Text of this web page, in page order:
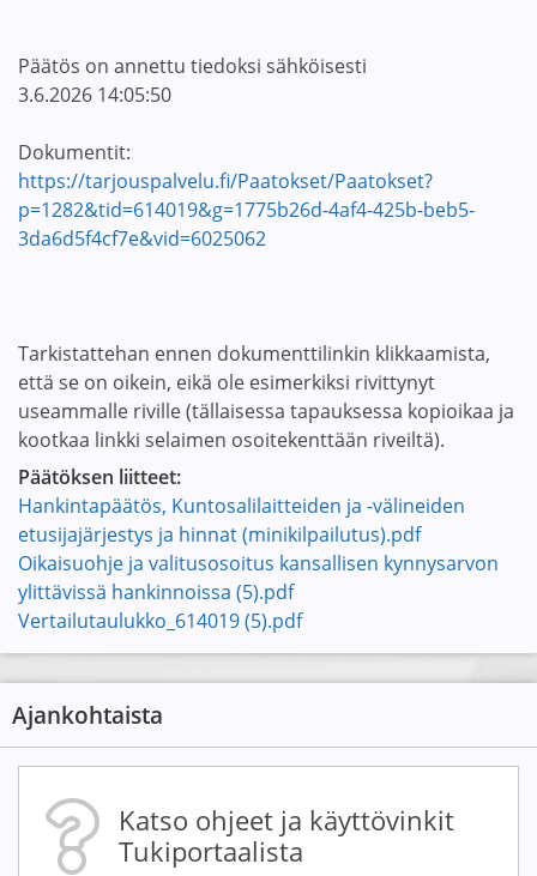
Päätös on annettu tiedoksi sähköisesti
3.6.2026 14:05:50
Dokumentit:
https://tarjouspalvelu.fi/Paatokset/Paatokset?
p=1282&tid=614019&g=1775b26d-4af4-425b-beb5-
3da6d5f4cf7e&vid=6025062
Tarkistattehan ennen dokumenttilinkin klikkaamista,
että se on oikein, eikä ole esimerkiksi rivittynyt
useammalle riville (tällaisessa tapauksessa kopioikaa ja
kootkaa linkki selaimen osoitekenttään riveiltä).
Päätöksen liitteet:
Hankintapäätös, Kuntosalilaitteiden ja -välineiden
etusijajärjestys ja hinnat (minikilpailutus).pdf
Oikaisuohje ja valitusosoitus kansallisen kynnysarvon
ylittävissä hankinnoissa (5).pdf
Vertailutaulukko_614019 (5).pdf
Ajankohtaista
Katso ohjeet ja käyttövinkit
Tukiportaalista